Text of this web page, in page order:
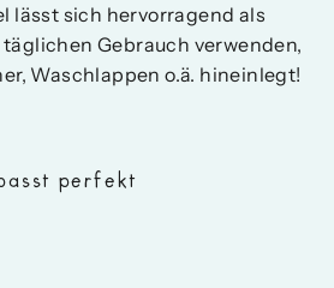
lässt sich hervorragend als
Gebrauch verwenden,
Waschlappen o.ä. hineinlegt!
perfekt